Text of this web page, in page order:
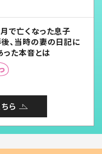
で亡くなった息子
、当時の妻の日記に
った本音とは
ら